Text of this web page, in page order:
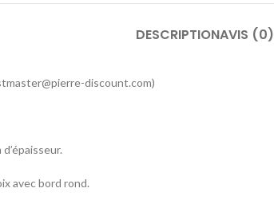
DESCRIPTIONAVIS (0)
discount.com)
avec bord rond.